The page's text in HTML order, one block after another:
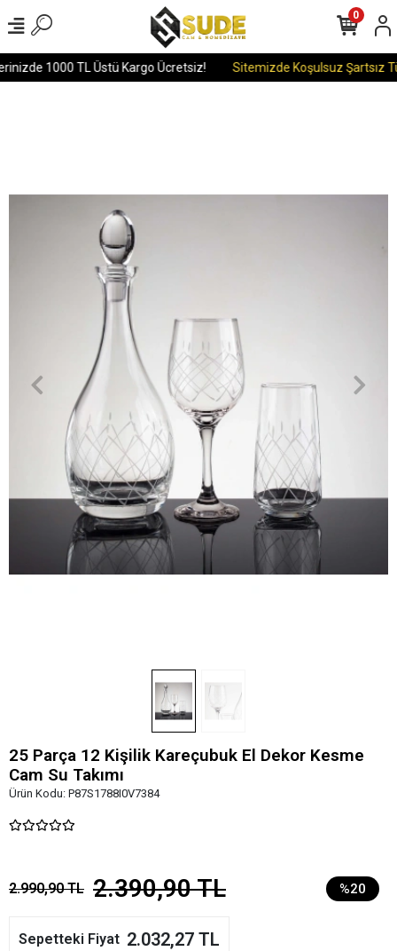
1000 TL Üstü Kargo Ücretsiz! Sitemizde Koşulsuz Şartsız
0
25 Parça 12 Kişilik Kareçubuk El Dekor Kesme
Cam Su Takımı
Ürün Kodu: P87S1788I0V7384
2.990,90 TL 2.390,90 TL %20
Sepetteki Fiyat 2.032,27 TL